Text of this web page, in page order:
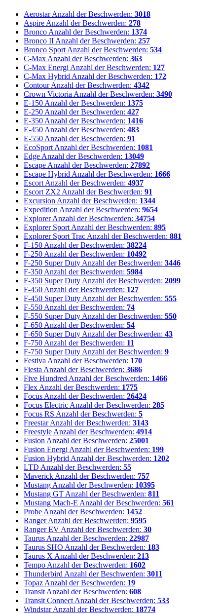
Aerostar Anzahl der Beschwerden: 3018
Aspire Anzahl der Beschwerden: 278
Bronco Anzahl der Beschwerden: 1374
Bronco II Anzahl der Beschwerden: 257
Bronco Sport Anzahl der Beschwerden: 534
C-Max Anzahl der Beschwerden: 363
C-Max Energi Anzahl der Beschwerden: 127
C-Max Hybrid Anzahl der Beschwerden: 172
Contour Anzahl der Beschwerden: 4342
Crown Victoria Anzahl der Beschwerden: 3490
E-150 Anzahl der Beschwerden: 1375
E-250 Anzahl der Beschwerden: 427
E-350 Anzahl der Beschwerden: 1416
E-450 Anzahl der Beschwerden: 483
E-550 Anzahl der Beschwerden: 91
EcoSport Anzahl der Beschwerden: 1081
Edge Anzahl der Beschwerden: 13049
Escape Anzahl der Beschwerden: 27892
Escape Hybrid Anzahl der Beschwerden: 1666
Escort Anzahl der Beschwerden: 4937
Escort ZX2 Anzahl der Beschwerden: 91
Excursion Anzahl der Beschwerden: 1344
Expedition Anzahl der Beschwerden: 9654
Explorer Anzahl der Beschwerden: 34754
Explorer Sport Anzahl der Beschwerden: 895
Explorer Sport Trac Anzahl der Beschwerden: 881
F-150 Anzahl der Beschwerden: 38224
F-250 Anzahl der Beschwerden: 10492
F-250 Super Duty Anzahl der Beschwerden: 3446
F-350 Anzahl der Beschwerden: 5984
F-350 Super Duty Anzahl der Beschwerden: 2099
F-450 Anzahl der Beschwerden: 127
F-450 Super Duty Anzahl der Beschwerden: 555
F-550 Anzahl der Beschwerden: 74
F-550 Super Duty Anzahl der Beschwerden: 550
F-650 Anzahl der Beschwerden: 54
F-650 Super Duty Anzahl der Beschwerden: 43
F-750 Anzahl der Beschwerden: 11
F-750 Super Duty Anzahl der Beschwerden: 9
Festiva Anzahl der Beschwerden: 170
Fiesta Anzahl der Beschwerden: 3686
Five Hundred Anzahl der Beschwerden: 1466
Flex Anzahl der Beschwerden: 1775
Focus Anzahl der Beschwerden: 26424
Focus Electric Anzahl der Beschwerden: 285
Focus RS Anzahl der Beschwerden: 5
Freestar Anzahl der Beschwerden: 3143
Freestyle Anzahl der Beschwerden: 4914
Fusion Anzahl der Beschwerden: 25001
Fusion Energi Anzahl der Beschwerden: 199
Fusion Hybrid Anzahl der Beschwerden: 1202
LTD Anzahl der Beschwerden: 55
Maverick Anzahl der Beschwerden: 757
Mustang Anzahl der Beschwerden: 10395
Mustang GT Anzahl der Beschwerden: 811
Mustang Mach-E Anzahl der Beschwerden: 561
Probe Anzahl der Beschwerden: 1452
Ranger Anzahl der Beschwerden: 9595
Ranger EV Anzahl der Beschwerden: 30
Taurus Anzahl der Beschwerden: 22987
Taurus SHO Anzahl der Beschwerden: 183
Taurus X Anzahl der Beschwerden: 213
Tempo Anzahl der Beschwerden: 1602
Thunderbird Anzahl der Beschwerden: 3011
Topaz Anzahl der Beschwerden: 19
Transit Anzahl der Beschwerden: 608
Transit Connect Anzahl der Beschwerden: 533
Windstar Anzahl der Beschwerden: 18774